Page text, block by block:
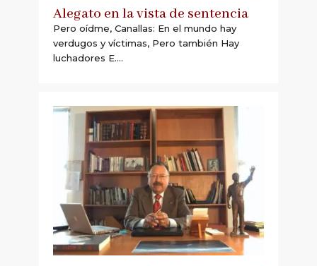
Alegato en la vista de sentencia
Pero oídme, Canallas: En el mundo hay
verdugos y víctimas, Pero también Hay
luchadores E....